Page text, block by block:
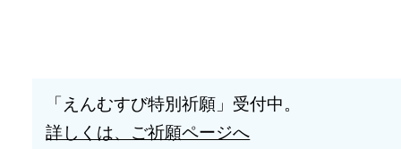
「えんむすび特別祈願」受付中。
詳しくは、ご祈願ページへ